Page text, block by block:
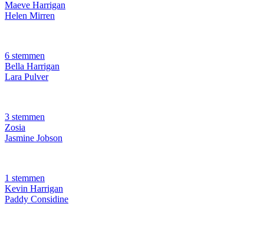
Maeve Harrigan
Helen Mirren
6 stemmen
Bella Harrigan
Lara Pulver
3 stemmen
Zosia
Jasmine Jobson
1 stemmen
Kevin Harrigan
Paddy Considine